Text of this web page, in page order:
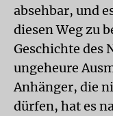
absehbar, und
diesen Weg zu
Geschichte des
ungeheure
Anhänger, die
dürfen, hat es